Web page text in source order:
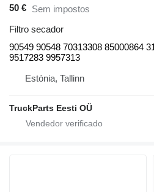
50 € Sem impostos
Filtro secador
90549 90548 70313308 85000864
9517283 9957313
Estónia, Tallinn
TruckParts Eesti OÜ